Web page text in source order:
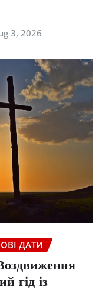
3, 2026
ДАТИ
гід із